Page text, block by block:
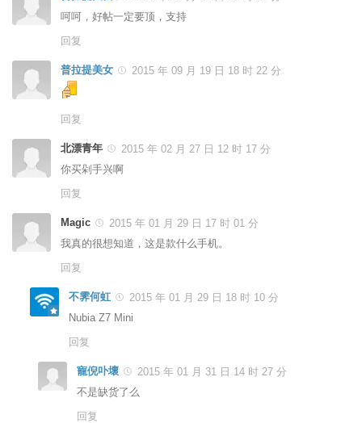
呵呵，好帖一定要顶，支持
回复
普拉提美女 2015 年 09 月 19 日 18 时 22 分
回复
北漂青年
2015 年 02 月 27 日 12 时 17 分
你买剁手兴啊
回复
Magic
2015 年 01 月 29 日 17 时 01 分
我真的很想知道，这是款什么手机。
回复
不霁何虹
2015 年 01 月 29 日 18 时 10 分
Nubia Z7 Mini
回复
寵倪卟壞
2015 年 01 月 31 日 14 时 27 分
不是缺货了么
回复